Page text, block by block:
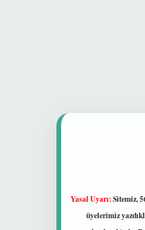
Yasal Uyarı:Sitemiz,
üyelerimiz